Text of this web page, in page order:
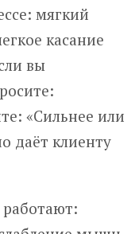
мягкий
касание
вы
«Сильнее или
даёт клиенту